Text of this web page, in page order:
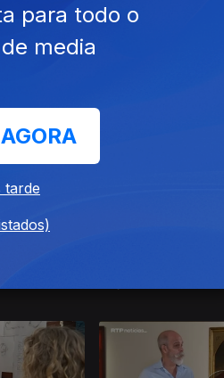
para todo o
media
tarde